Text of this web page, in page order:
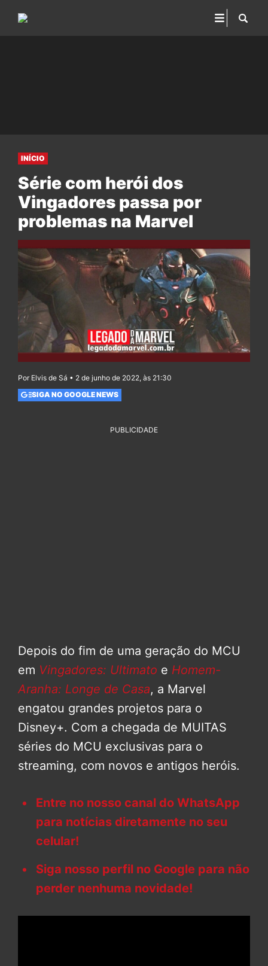
INÍCIO
Série com herói dos
Vingadores passa por
problemas na Marvel
Por Elvis de Sá • 2 de junho de 2022, às 21:30
SIGA NO GOOGLE NEWS
PUBLICIDADE
Depois do fim de uma geração do MCU
em Vingadores: Ultimato e Homem-
Aranha: Longe de Casa, a Marvel
engatou grandes projetos para o
Disney+. Com a chegada de MUITAS
séries do MCU exclusivas para o
streaming, com novos e antigos heróis.
Entre no nosso canal do WhatsApp
para notícias diretamente no seu
celular!
Siga nosso perfil no Google para não
perder nenhuma novidade!